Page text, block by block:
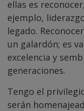
ellas es
ejemplo,
legado.
un galardón; es
excelencia y
generaciones.
Tengo el
serán